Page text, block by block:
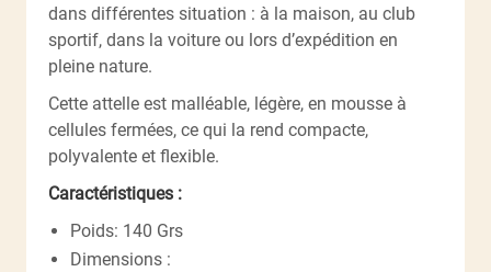
dans différentes situation : à la maison, au club
sportif, dans la voiture ou lors d’expédition en
pleine nature.
Cette attelle est malléable, légère, en mousse à
cellules fermées, ce qui la rend compacte,
polyvalente et flexible.
Caractéristiques :
Poids: 140 Grs
Dimensions :